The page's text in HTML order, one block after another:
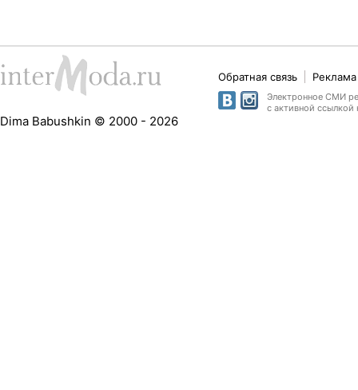
Dima Babushkin © 2000 - 2026
Обратная связь
Электронное СМИ
с активной ссылкой